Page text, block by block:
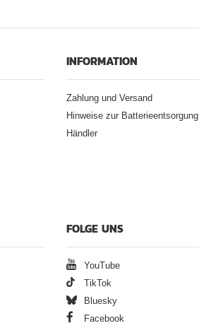
INFORMATION
Zahlung und Versand
Hinweise zur Batterieentsorgung
Händler
FOLGE UNS
YouTube
TikTok
Bluesky
Facebook